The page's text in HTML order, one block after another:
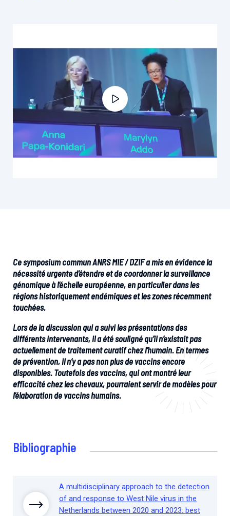
Ce symposium commun ANRS MIE / DZIF a mis en évidence la
nécessité urgente d’étendre et de coordonner la surveillance
génomique à l’échelle européenne, en particulier dans les
régions historiquement endémiques et les zones récemment
touchées.
Lors de la discussion qui a suivi les présentations des
différents intervenants, il a été souligné qu’il n’existait pas
actuellement de traitement curatif chez l’humain. En termes
de prévention, il n’y a pas non plus de vaccins encore
disponibles. Toutefois des vaccins, qui ont montré leur
efficacité chez les chevaux, pourraient servir de modèles pour
l’élaboration de vaccins humains.
Bibliographie
A multidisciplinary approach to the detection
of and response to West Nile virus in the
Netherlands between 2020 and 2023: best